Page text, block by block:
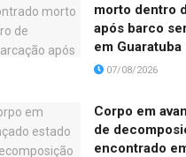
morto dentro
após barco
em Guaratuba
07/08/2026
Corpo em
de
encontrado